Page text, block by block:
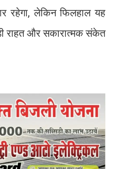
रहेगा, लेकिन फिलहाल यह
राहत और सकारात्मक संकेत